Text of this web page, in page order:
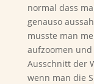
normal dass
genauso
musste man
aufzoomen
Ausschnitt der
wenn man die